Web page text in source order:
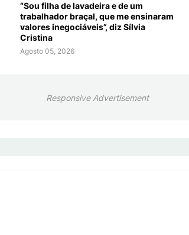
“Sou filha de lavadeira e de um
trabalhador braçal, que me ensinaram
valores inegociáveis”, diz Sílvia
Cristina
Agosto 05, 2026
Responsive Advertisement